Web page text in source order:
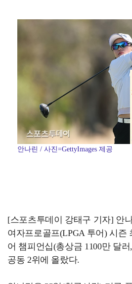
YG 신사옥 출입문 '골프
안나린 / 사진=GettyImages 제공
[스포츠투데이 강태구 기자] 안
여자프로골프(LPGA 투어) 시즌
어 챔피언십(총상금 1100만 달
공동 2위에 올랐다.